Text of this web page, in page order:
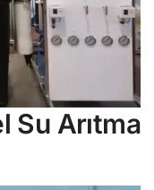
Su Arıtma